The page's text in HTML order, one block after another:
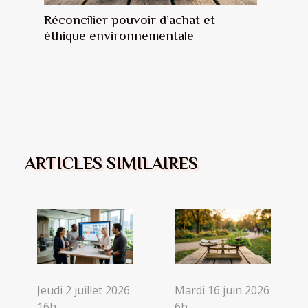
Réconcilier pouvoir d’achat et
éthique environnementale
ARTICLES SIMILAIRES
Jeudi 2 juillet 2026
Mardi 16 juin 2026